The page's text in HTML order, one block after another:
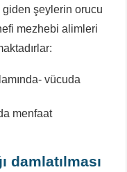
giden şeylerin orucu
mezhebi alimleri
vücuda
menfaat
damlatılması